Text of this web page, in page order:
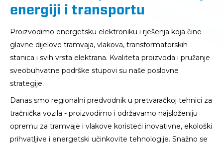
energiji i transportu
Proizvodimo energetsku elektroniku i rješenja koja čine
glavne dijelove tramvaja, vlakova, transformatorskih
stanica i svih vrsta elektrana. Kvaliteta proizvoda i pružanje
sveobuhvatne podrške stupovi su naše poslovne
strategije.
Danas smo regionalni predvodnik u pretvaračkoj tehnici za
tračnička vozila - proizvodimo i održavamo najsloženiju
opremu za tramvaje i vlakove koristeći inovativne, ekološki
prihvatljive i energetski učinkovite tehnologije. Snažno se